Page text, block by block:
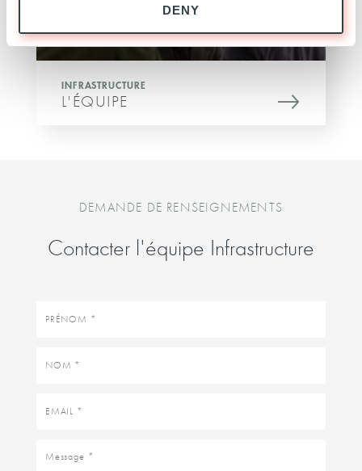
DENY
INFRASTRUCTURE
L'ÉQUIPE
DEMANDE DE RENSEIGNEMENTS
Contacter l'équipe Infrastructure
Prénom
Nom
Email
Message